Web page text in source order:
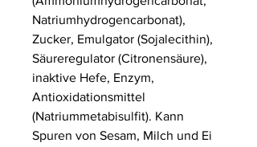
Natriumhydrogencarbonat),
Zucker, Emulgator (Sojalecithin),
Säureregulator (Citronensäure),
inaktive Hefe, Enzym,
Antioxidationsmittel
(Natriummetabisulfit). Kann
Spuren von Sesam, Milch und Ei